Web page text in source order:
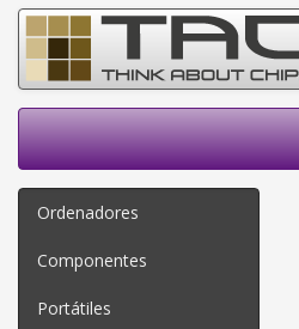
Ordenadores
Componentes
Portátiles